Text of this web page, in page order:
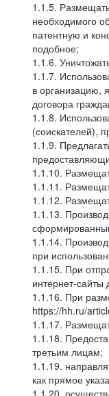
1.1.5.
необходимого
патентную и
подобное;
1.1.6.
1.1.7.
в организацию,
договора
1.1.8.
(соискателей),
1.1.9.
1.1.10.
1.1.11.
1.1.12.
1.1.13.
1.1.14.
при
1.1.15. При
интернет-сайты
1.1.16. При
https://hh.ru/
1.1.17.
1.1.18.
третьим лицам;
1.1.19.
как прямое
1.1.20.